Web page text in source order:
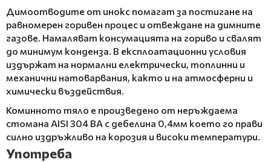
Димоотводите от инокс помагат за постигане на
равномерен горивен процес и отвеждане на димните
газове. Намаляват консумацията на гориво и свалят
до минимум конденза. В експлоатационни условия
издържат на нормални електрически, топлинни и
механични натоварвания, както и на атмосферни и
химически въздействия.
Коминното тяло е произведено от неръждаема
стомана AISI 304 BA с дебелина 0,4мм което го прави
силно издръжливо на корозия и високи температури.
Употреба